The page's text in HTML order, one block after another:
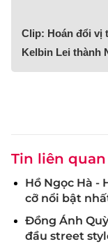
Clip: Hoán đổi vị
Kelbin Lei thành
Tin liên quan
Hồ Ngọc Hà -
cỡ nổi bật
Đồng Ánh
đầu street